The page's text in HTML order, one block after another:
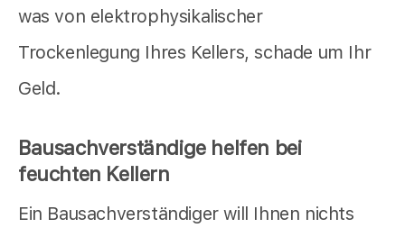
was von elektrophysikalischer
Trockenlegung Ihres Kellers, schade um Ihr
Geld.
Bausachverständige helfen bei
feuchten Kellern
Ein Bausachverständiger will Ihnen nichts